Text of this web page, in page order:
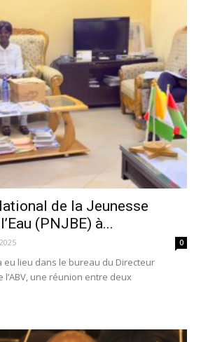
de la Jeunesse
(PNJBE) à...
0
eu lieu dans le bureau du Directeur
l’ABV, une réunion entre deux